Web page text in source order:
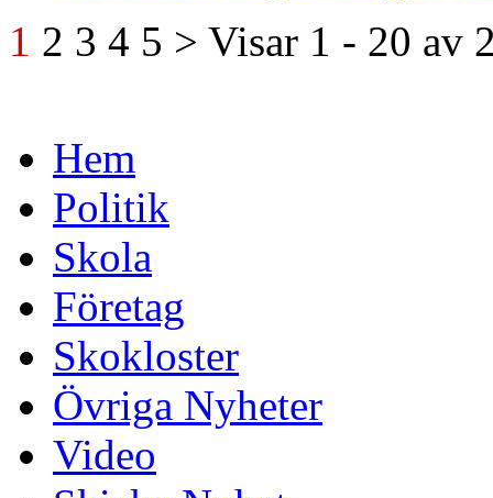
1 2 3 4 5 > Visar 1 - 20 av
Hem
Politik
Skola
Företag
Skokloster
Övriga Nyheter
Video